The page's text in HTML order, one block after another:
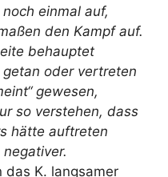
einmal auf,
den Kampf auf.
behauptet
oder vertreten
gewesen,
so verstehen, dass
hätte auftreten
das K. langsamer